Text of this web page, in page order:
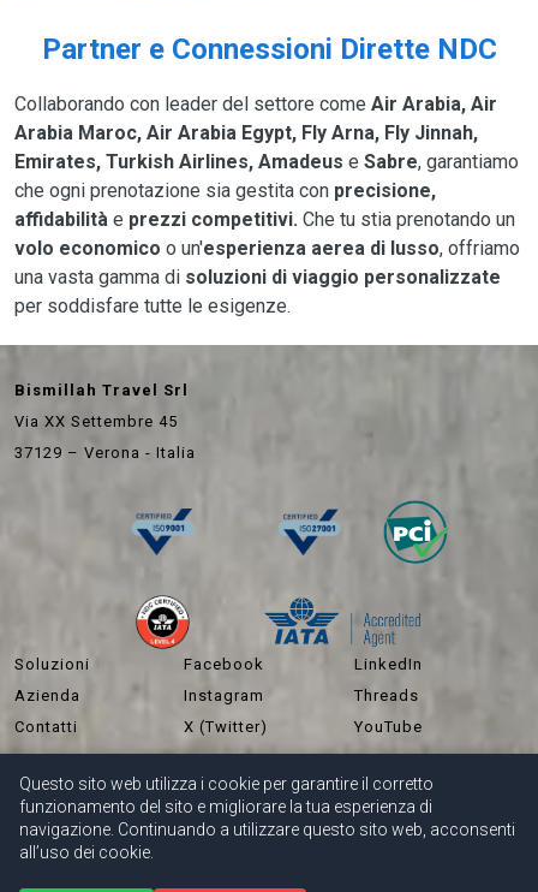
Partner e Connessioni Dirette NDC
Collaborando con leader del settore come Air Arabia, Air
Arabia Maroc, Air Arabia Egypt, Fly Arna, Fly Jinnah,
Emirates, Turkish Airlines, Amadeus e Sabre, garantiamo
che ogni prenotazione sia gestita con precisione,
affidabilità e prezzi competitivi. Che tu stia prenotando un
volo economico o un'esperienza aerea di lusso, offriamo
una vasta gamma di soluzioni di viaggio personalizzate
per soddisfare tutte le esigenze.
Bismillah Travel Srl
Via XX Settembre 45
37129 – Verona - Italia
Soluzioni
Azienda
Contatti
Facebook
Instagram
X (Twitter)
LinkedIn
Threads
YouTube
Termini e
condizioni
Informativa
sulla Privacy
e Cookie
Carriere /
Opportunità
Comunicazione esterna
delle politiche del
Questo sito web utilizza i cookie per garantire il corretto
funzionamento del sito e migliorare la tua esperienza di
navigazione. Continuando a utilizzare questo sito web, acconsenti
all’uso dei cookie.